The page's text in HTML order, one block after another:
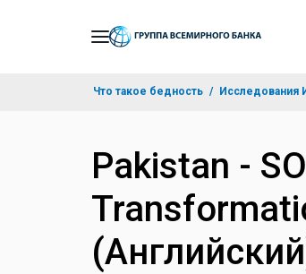
Что такое бедность Исследования
Pakistan -